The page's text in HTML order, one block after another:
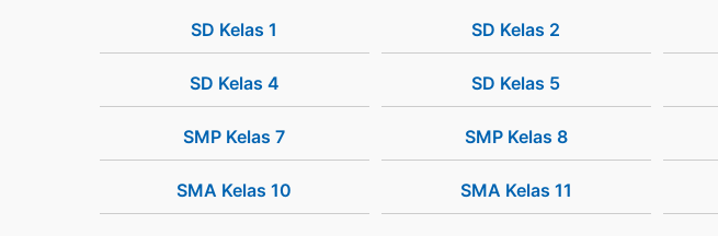
SD Kelas 1 SD Kelas 2
SD Kelas 4 SD Kelas 5
SMP Kelas 7 SMP Kelas 8
SMA Kelas 10 SMA Kelas 11